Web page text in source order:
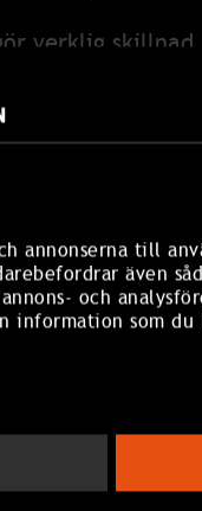
annonserna till
även
och
information som
verklig skillnad.
flera gånger
om hur
platsen. Det
görs.
tillfället